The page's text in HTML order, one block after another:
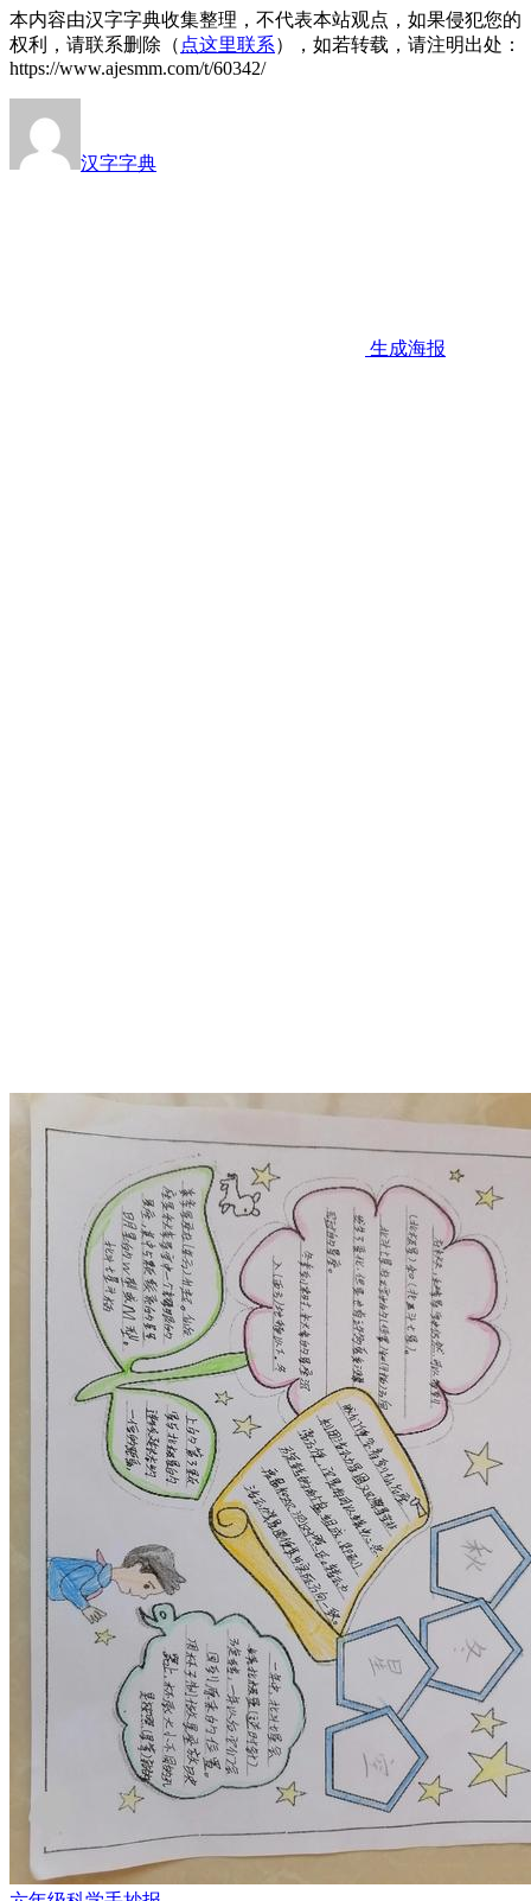
本内容由汉字字典收集整理，不代表本站观点，如果侵犯您的
权利，请联系删除（ 点这里联系），如若转载，请注明出处：
https://www.ajesmm.com/t/60342/
汉字字典
生成海报